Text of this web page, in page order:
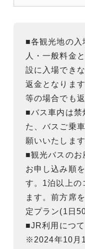
■各観光地の入
人・一般料金
設に入場でき
返金となりま
等の場合でも
■バス車内は禁
た、バスご乗
願いいたします
■観光バスのお
お申し込み順
す。1泊以上の
ます。前方席
定プラン(1日
■JR利用につて
※2024年10月1